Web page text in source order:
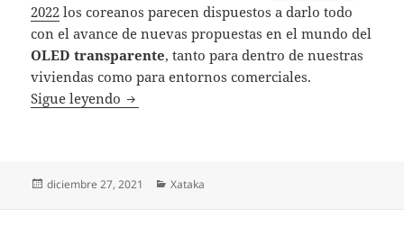
2022 los coreanos parecen dispuestos a darlo todo
con el avance de nuevas propuestas en el mundo del
OLED transparente, tanto para dentro de nuestras
viviendas como para entornos comerciales.
Sigue leyendo LG quiere poner teles OLED
Publicado
diciembre 27, 2021 Categorías
Xataka